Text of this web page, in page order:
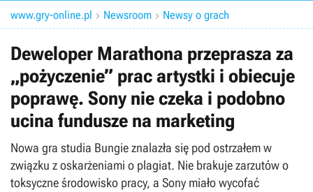
www.gry-online.pl  Newsroom  Newsy o grach
Deweloper Marathona przeprasza za
„pożyczenie” prac artystki i obiecuje
poprawę. Sony nie czeka i podobno
ucina fundusze na marketing
Nowa gra studia Bungie znalazła się pod ostrzałem w
związku z oskarżeniami o plagiat. Nie brakuje zarzutów o
toksyczne środowisko pracy, a Sony miało wycofać